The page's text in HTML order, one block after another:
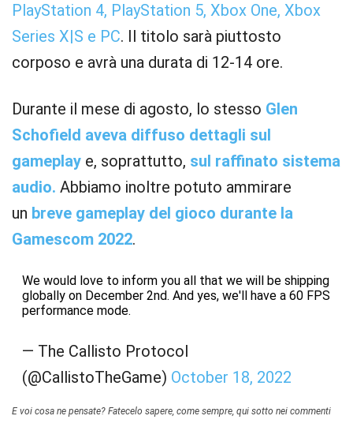
PlayStation 4, PlayStation 5, Xbox One, Xbox
Series X|S e PC. Il titolo sarà piuttosto
corposo e avrà una durata di 12-14 ore.
Durante il mese di agosto, lo stesso Glen
Schofield aveva diffuso dettagli sul
gameplay e, soprattutto, sul raffinato sistema
audio. Abbiamo inoltre potuto ammirare
un breve gameplay del gioco durante la
Gamescom 2022.
We would love to inform you all that we will be shipping
globally on December 2nd. And yes, we'll have a 60 FPS
performance mode.
— The Callisto Protocol
(@CallistoTheGame) October 18, 2022
E voi cosa ne pensate? Fatecelo sapere, come sempre, qui sotto nei commenti